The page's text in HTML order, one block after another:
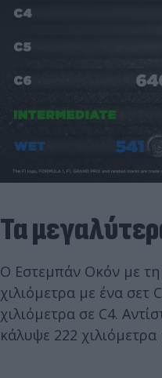
Τα
Ο Εστεμπάν Οκόν με τη
χιλιόμετρα με ένα
χιλιόμετρα σε C4.
κάλυψε 222